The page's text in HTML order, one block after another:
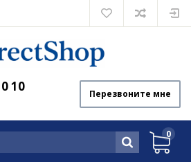
10 Перезвоните мне
0